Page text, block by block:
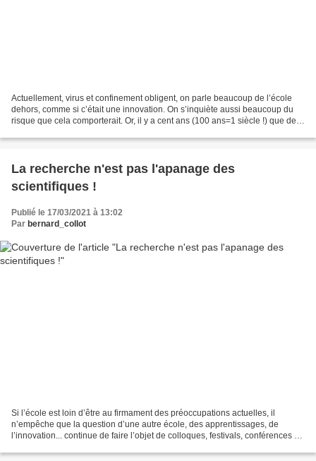
Actuellement, virus et confinement obligent, on parle beaucoup de l’école
dehors, comme si c’était une innovation. On s’inquiète aussi beaucoup du
risque que cela comporterait. Or, il y a cent ans (100 ans=1 siècle !) que des
La recherche n'est pas l'apanage des
scientifiques !
Publié le 17/03/2021 à 13:02
Par bernard_collot
Si l’école est loin d’être au firmament des préoccupations actuelles, il
n’empêche que la question d’une autre école, des apprentissages, de
l’innovation... continue de faire l’objet de colloques, festivals, conférences de